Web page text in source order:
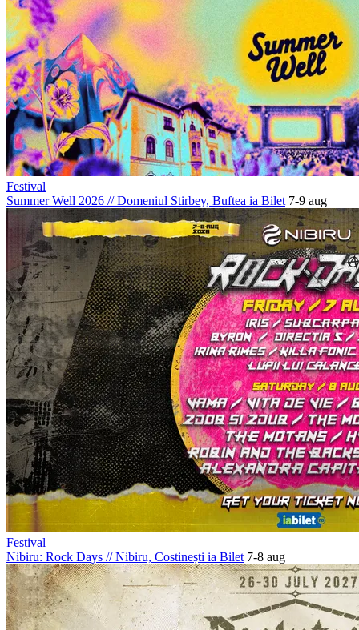
Festival
Summer Well 2026 //Domeniul Stirbey, Buftea ia Bilet 7-9 aug
Festival
Nibiru: Rock Days //Nibiru, Costinești ia Bilet 7-8 aug